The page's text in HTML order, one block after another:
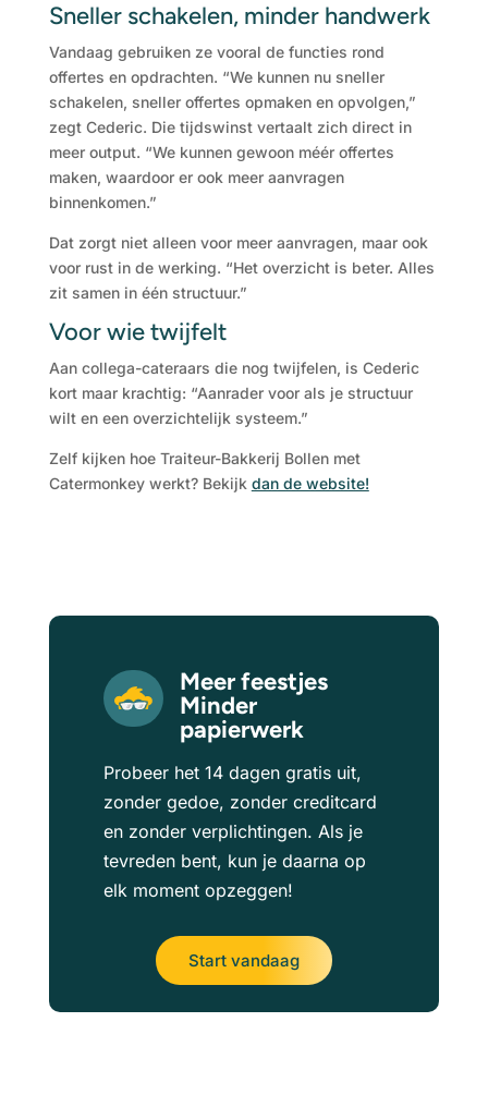
Sneller schakelen, minder handwerk
Vandaag gebruiken ze vooral de functies rond
offertes en opdrachten. “We kunnen nu sneller
schakelen, sneller offertes opmaken en opvolgen,”
zegt Cederic. Die tijdswinst vertaalt zich direct in
meer output. “We kunnen gewoon méér offertes
maken, waardoor er ook meer aanvragen
binnenkomen.”
Dat zorgt niet alleen voor meer aanvragen, maar ook
voor rust in de werking. “Het overzicht is beter. Alles
zit samen in één structuur.”
Voor wie twijfelt
Aan collega-cateraars die nog twijfelen, is Cederic
kort maar krachtig: “Aanrader voor als je structuur
wilt en een overzichtelijk systeem.”
Zelf kijken hoe Traiteur-Bakkerij Bollen met
Catermonkey werkt? Bekijk dan de website!
Meer feestjes
Minder
papierwerk
Probeer het 14 dagen gratis uit,
zonder gedoe, zonder creditcard
en zonder verplichtingen. Als je
tevreden bent, kun je daarna op
elk moment opzeggen!
Start vandaag